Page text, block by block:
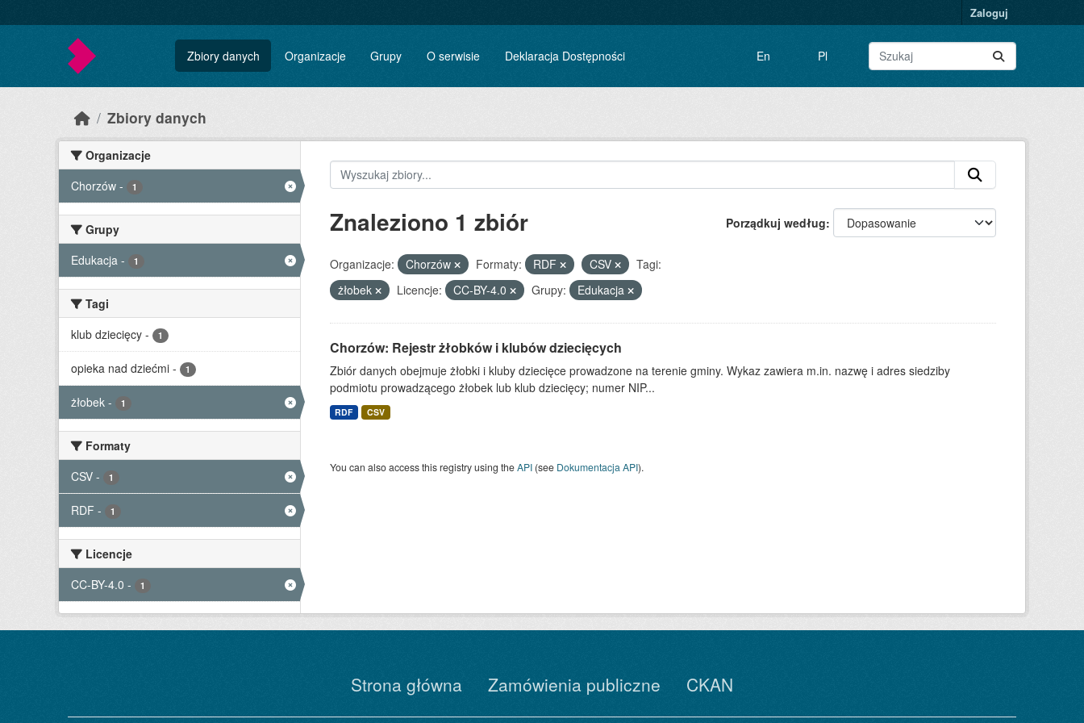
Zaloguj
Zbiory danych Organizacje Grupy O serwisie Deklaracja Dostępności En Pl
Zbiory danych
Organizacje
Chorzów - 1
Grupy
Edukacja - 1
Tagi
klub dziecięcy - 1
opieka nad dziećmi - 1
żłobek - 1
Formaty
CSV - 1
RDF - 1
Licencje
CC-BY-4.0 - 1
Porządkuj według
Znaleziono 1 zbiór
Organizacje: Chorzów Formaty: RDF CSV
Tagi:
żłobek
Licencje: CC-BY-4.0 Grupy: Edukacja
Chorzów: Rejestr żłobków i klubów dziecięcych
Zbiór danych obejmuje żłobki i kluby dziecięce prowadzone na terenie gminy. Wykaz zawiera m.in. nazwę i adres siedziby
podmiotu prowadzącego żłobek lub klub dziecięcy; numer NIP...
RDF CSV
You can also access this registry using theAPI(see Dokumentacja API).
Strona główna Zamówienia publiczne CKAN